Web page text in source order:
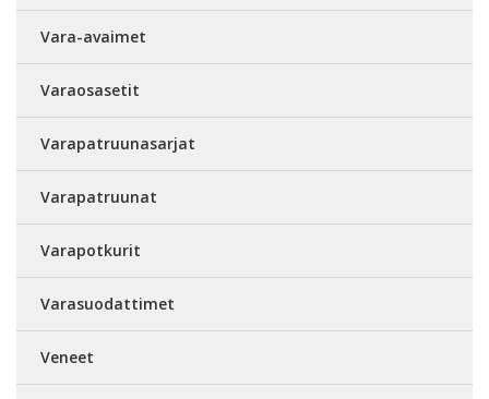
Vara-avaimet
Varaosasetit
Varapatruunasarjat
Varapatruunat
Varapotkurit
Varasuodattimet
Veneet